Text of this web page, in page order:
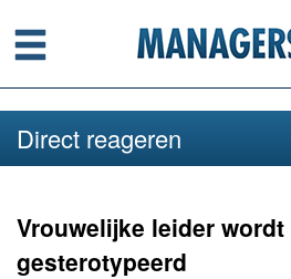
Menu
Direct reageren
Vrouwelijke leider
gesterotypeerd